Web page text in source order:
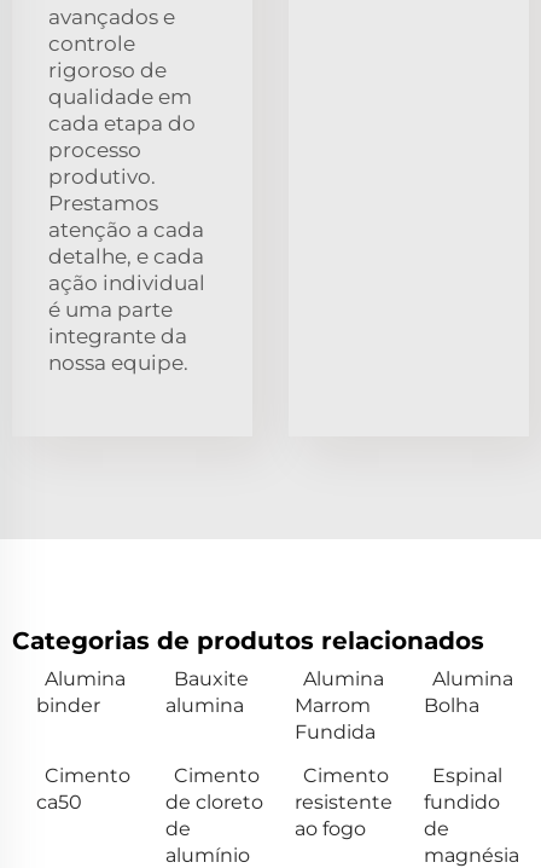
avançados e
controle
rigoroso de
qualidade em
cada etapa do
processo
produtivo.
Prestamos
atenção a cada
detalhe, e cada
ação individual
é uma parte
integrante da
nossa equipe.
Categorias de produtos relacionados
Alumina
binder
Bauxite
alumina
Alumina
Marrom
Fundida
Alumina
Bolha
Cimento
ca50
Cimento
de cloreto
de
alumínio
Cimento
resistente
ao fogo
Espinal
fundido
de
magnésia